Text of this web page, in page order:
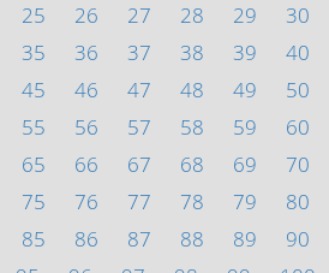
25 26 27 28 29
30
35 36 37 38 39
40
45 46 47 48 49
50
55 56 57 58 59
60
65 66 67 68 69
70
75 76 77 78 79
80
85 86 87 88 89
90